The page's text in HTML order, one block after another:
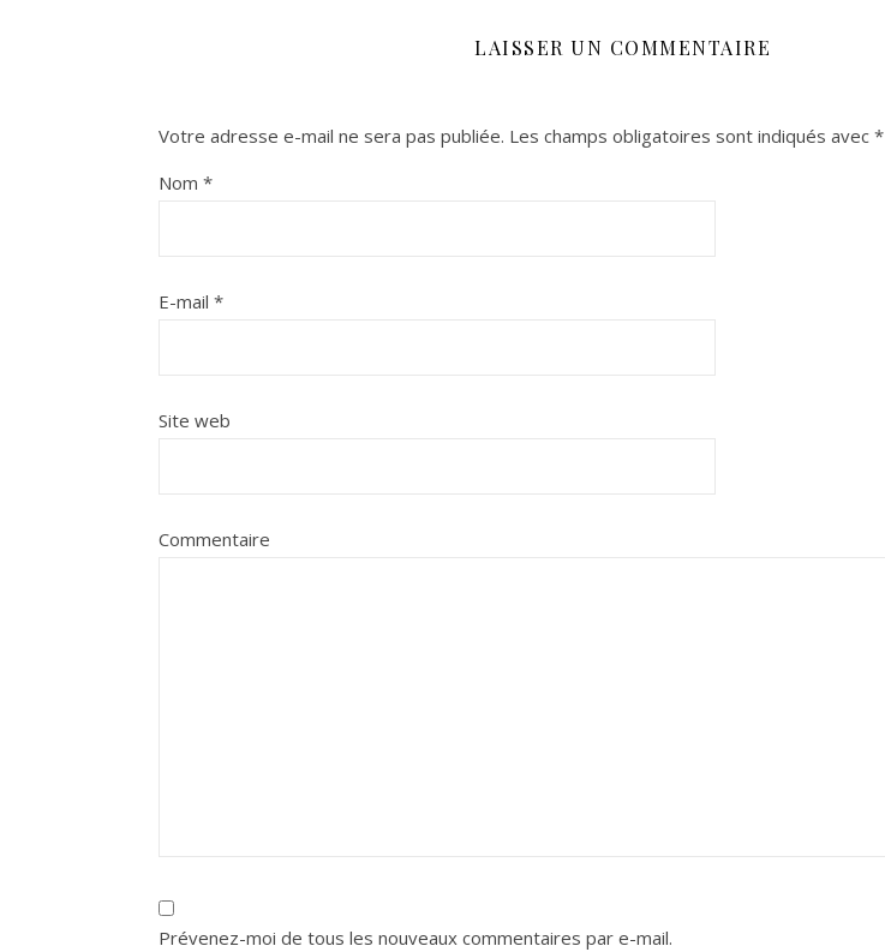
LAISSER UN COMMENTAIRE
Votre adresse e-mail ne sera pas publiée. Les champs obligatoires sont indiqués avec *
Nom *
E-mail *
Site web
Commentaire
Prévenez-moi de tous les nouveaux commentaires par e-mail.